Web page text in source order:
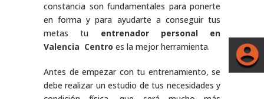
constancia son fundamentales para ponerte
en forma y para ayudarte a conseguir tus
metas tu entrenador personal en
Valencia Centro es la mejor herramienta.
Antes de empezar con tu entrenamiento, se
debe realizar un estudio de tus necesidades y